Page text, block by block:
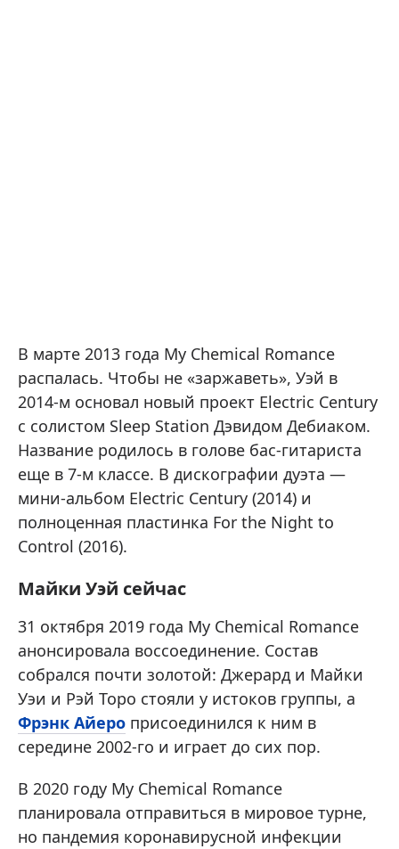
В марте 2013 года My Chemical Romance
распалась. Чтобы не «заржаветь», Уэй в
2014-м основал новый проект Electric Century
с солистом Sleep Station Дэвидом Дебиаком.
Название родилось в голове бас-гитариста
еще в 7-м классе. В дискографии дуэта —
мини-альбом Electric Century (2014) и
полноценная пластинка For the Night to
Control (2016).
Майки Уэй сейчас
31 октября 2019 года My Chemical Romance
анонсировала воссоединение. Состав
собрался почти золотой: Джерард и Майки
Уэи и Рэй Торо стояли у истоков группы, а
Фрэнк Айеро присоединился к ним в
середине 2002-го и играет до сих пор.
В 2020 году My Chemical Romance
планировала отправиться в мировое турне,
но пандемия коронавирусной инфекции